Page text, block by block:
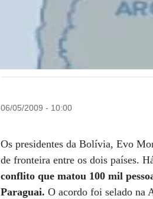
06/05/2009 - 10:00
Os presidentes da Bolívia, Evo
de fronteira entre os dois países.
conflito que matou 100 mil
Paraguai. O acordo foi selado na